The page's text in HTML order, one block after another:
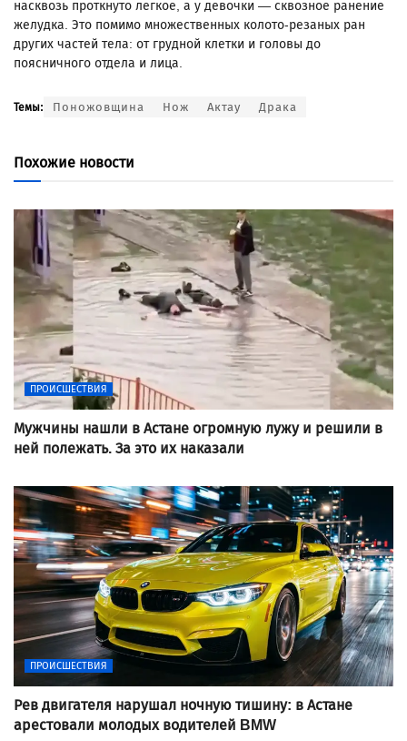
насквозь проткнуто легкое, а у девочки — сквозное ранение
желудка. Это помимо множественных колото-резаных ран
других частей тела: от грудной клетки и головы до
поясничного отдела и лица.
Темы: Поножовщина Нож Актау Драка
Похожие новости
ПРОИСШЕСТВИЯ
Мужчины нашли в Астане огромную лужу и решили в
ней полежать. За это их наказали
ПРОИСШЕСТВИЯ
Рев двигателя нарушал ночную тишину: в Астане
арестовали молодых водителей BMW